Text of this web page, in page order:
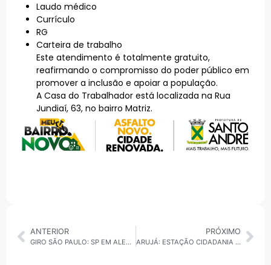
Laudo médico
Currículo
RG
Carteira de trabalho
Este atendimento é totalmente gratuito,
reafirmando o compromisso do poder público em
promover a inclusão e apoiar a população.
A Casa do Trabalhador está localizada na Rua
Jundiaí, 63, no bairro Matriz.
ANTERIOR
GIRO SÃO PAULO: SP EM ALERTA DE TEMPESTADE: CALOR, CHUVA FORTE E RISCO DE ALAGAMENTOS
PRÓXIMO
ARUJÁ: ESTAÇÃO CIDADANIA ENCERRA NESTA SEXTA A PROGRAMAÇÃO “FÉRIAS NA ESTAÇÃO” COM ATIVIDADES PARA CRIANÇAS